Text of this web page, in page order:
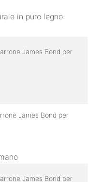
in puro legno